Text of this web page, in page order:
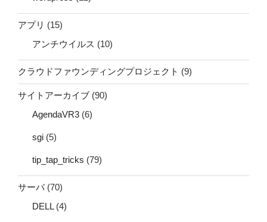
アプリ (15)
アンチウイルス (10)
クラウドファウンディングプロジェクト (9)
サイトアーカイブ (90)
AgendaVR3 (6)
sgi (5)
tip_tap_tricks (79)
サーバ(70)
DELL(4)